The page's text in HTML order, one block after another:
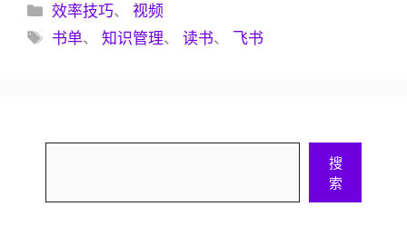
分
类
效率技巧、 视频
标
书单、知识管理、读书、 飞书
搜
索